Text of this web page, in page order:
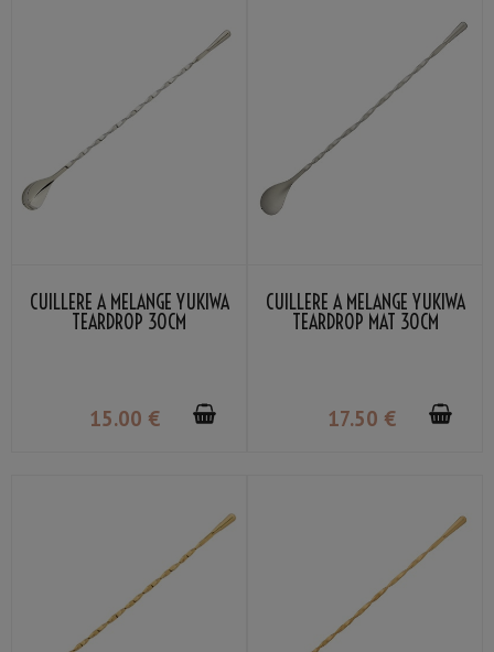
CUILLÈRE À MÉLANGE YUKIWA
TEARDROP 30CM
15.00 €
CUILLÈRE À MÉLANGE YUKIWA
TEARDROP MAT 30CM
17.50 €